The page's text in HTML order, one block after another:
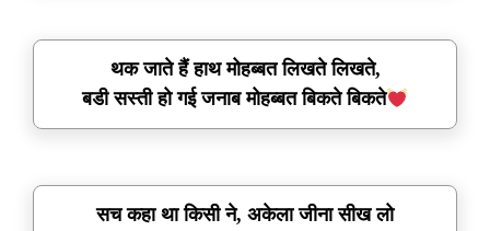
थक जाते हैं हाथ मोहब्बत लिखते लिखते,
बडी सस्ती हो गई जनाब मोहब्बत बिकते बिकते
सच कहा था किसी ने, अकेला जीना सीख लो